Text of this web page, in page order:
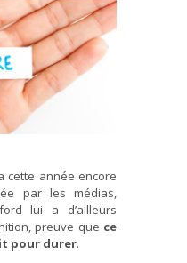
cette année encore
par les médias,
lui a d’ailleurs
preuve que ce
pour durer.